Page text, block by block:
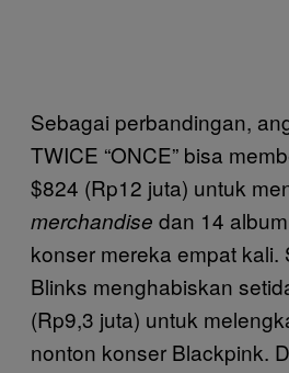
Sebagai perbandingan,
TWICE “ONCE” bisa
$824 (Rp12 juta) untuk
merchandise dan 14
konser mereka empat kali.
Blinks menghabiskan
(Rp9,3 juta) untuk
nonton konser Blackpink.